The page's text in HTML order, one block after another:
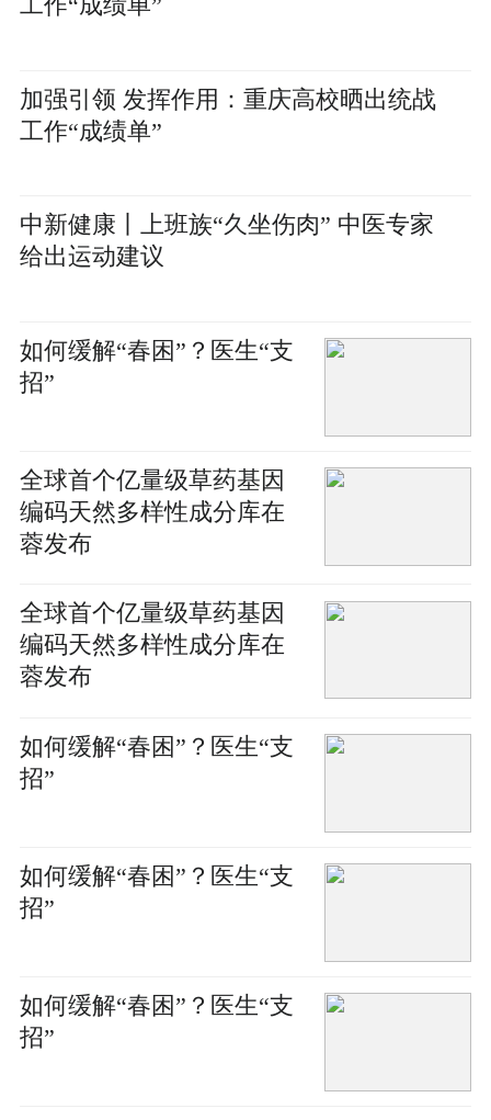
工作“成绩单”
加强引领 发挥作用：重庆高校晒出统战
工作“成绩单”
中新健康丨上班族“久坐伤肉” 中医专家
给出运动建议
如何缓解“春困”？医生“支
招”
全球首个亿量级草药基因
编码天然多样性成分库在
蓉发布
全球首个亿量级草药基因
编码天然多样性成分库在
蓉发布
如何缓解“春困”？医生“支
招”
如何缓解“春困”？医生“支
招”
如何缓解“春困”？医生“支
招”